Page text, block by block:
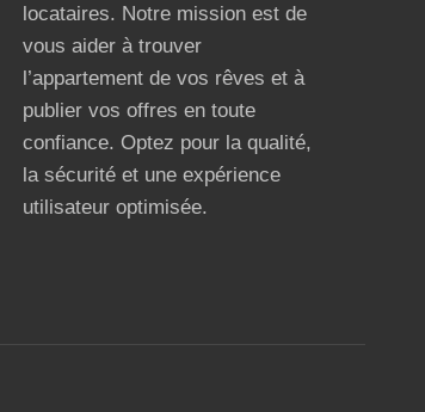
locataires. Notre mission est de
vous aider à trouver
l’appartement de vos rêves et à
publier vos offres en toute
confiance. Optez pour la qualité,
la sécurité et une expérience
utilisateur optimisée.